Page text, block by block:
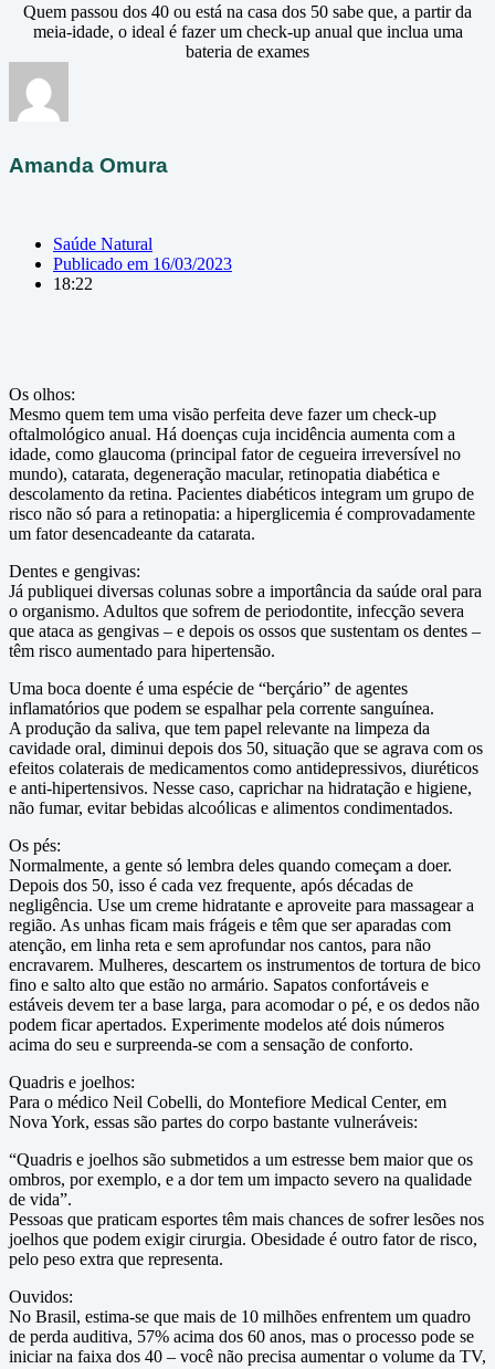
Quem passou dos 40 ou está na casa dos 50 sabe que, a partir da
meia-idade, o ideal é fazer um check-up anual que inclua uma
bateria de exames
Amanda Omura
Saúde Natural
Publicado em 16/03/2023
18:22
Os olhos:
Mesmo quem tem uma visão perfeita deve fazer um check-up
oftalmológico anual. Há doenças cuja incidência aumenta com a
idade, como glaucoma (principal fator de cegueira irreversível no
mundo), catarata, degeneração macular, retinopatia diabética e
descolamento da retina. Pacientes diabéticos integram um grupo de
risco não só para a retinopatia: a hiperglicemia é comprovadamente
um fator desencadeante da catarata.
Dentes e gengivas:
Já publiquei diversas colunas sobre a importância da saúde oral para
o organismo. Adultos que sofrem de periodontite, infecção severa
que ataca as gengivas – e depois os ossos que sustentam os dentes –
têm risco aumentado para hipertensão.
Uma boca doente é uma espécie de “berçário” de agentes
inflamatórios que podem se espalhar pela corrente sanguínea.
A produção da saliva, que tem papel relevante na limpeza da
cavidade oral, diminui depois dos 50, situação que se agrava com os
efeitos colaterais de medicamentos como antidepressivos, diuréticos
e anti-hipertensivos. Nesse caso, caprichar na hidratação e higiene,
não fumar, evitar bebidas alcoólicas e alimentos condimentados.
Os pés:
Normalmente, a gente só lembra deles quando começam a doer.
Depois dos 50, isso é cada vez frequente, após décadas de
negligência. Use um creme hidratante e aproveite para massagear a
região. As unhas ficam mais frágeis e têm que ser aparadas com
atenção, em linha reta e sem aprofundar nos cantos, para não
encravarem. Mulheres, descartem os instrumentos de tortura de bico
fino e salto alto que estão no armário. Sapatos confortáveis e
estáveis devem ter a base larga, para acomodar o pé, e os dedos não
podem ficar apertados. Experimente modelos até dois números
acima do seu e surpreenda-se com a sensação de conforto.
Quadris e joelhos:
Para o médico Neil Cobelli, do Montefiore Medical Center, em
Nova York, essas são partes do corpo bastante vulneráveis:
“Quadris e joelhos são submetidos a um estresse bem maior que os
ombros, por exemplo, e a dor tem um impacto severo na qualidade
de vida”.
Pessoas que praticam esportes têm mais chances de sofrer lesões nos
joelhos que podem exigir cirurgia. Obesidade é outro fator de risco,
pelo peso extra que representa.
Ouvidos:
No Brasil, estima-se que mais de 10 milhões enfrentem um quadro
de perda auditiva, 57% acima dos 60 anos, mas o processo pode se
iniciar na faixa dos 40 – você não precisa aumentar o volume da TV,